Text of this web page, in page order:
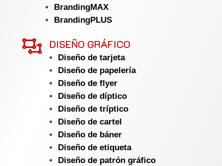
BrandingMAX
BrandingPLUS
 DISEÑO GRÁFICO
Diseño de tarjeta
Diseño de papelería
Diseño de flyer
Diseño de díptico
Diseño de tríptico
Diseño de cartel
Diseño de báner
Diseño de etiqueta
Diseño de patrón gráfico